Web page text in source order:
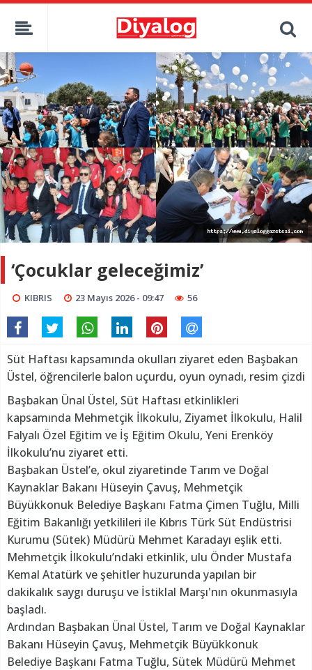
‘Çocuklar geleceğimiz’
KIBRIS 23 Mayıs 2026 - 09:47 56
Süt Haftası kapsamında okulları ziyaret eden Başbakan
Üstel, öğrencilerle balon uçurdu, oyun oynadı, resim çizdi
Başbakan Ünal Üstel, Süt Haftası etkinlikleri
kapsamında Mehmetçik İlkokulu, Ziyamet İlkokulu, Halil
Falyalı Özel Eğitim ve İş Eğitim Okulu, Yeni Erenköy
İlkokulu’nu ziyaret etti.
Başbakan Üstel’e, okul ziyaretinde Tarım ve Doğal
Kaynaklar Bakanı Hüseyin Çavuş, Mehmetçik
Büyükkonuk Belediye Başkanı Fatma Çimen Tuğlu, Milli
Eğitim Bakanlığı yetkilileri ile Kıbrıs Türk Süt Endüstrisi
Kurumu (Sütek) Müdürü Mehmet Karadayı eşlik etti.
Mehmetçik İlkokulu’ndaki etkinlik, ulu Önder Mustafa
Kemal Atatürk ve şehitler huzurunda yapılan bir
dakikalık saygı duruşu ve İstiklal Marşı'nın okunmasıyla
başladı.
Ardından Başbakan Ünal Üstel, Tarım ve Doğal Kaynaklar
Bakanı Hüseyin Çavuş, Mehmetçik Büyükkonuk
Belediye Başkanı Fatma Tuğlu, Sütek Müdürü Mehmet